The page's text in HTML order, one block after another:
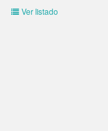
Ver listado